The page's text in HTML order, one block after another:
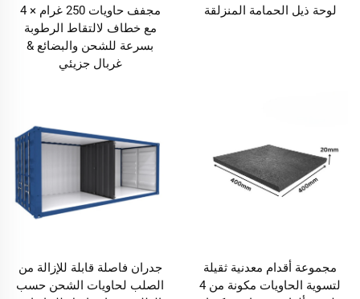
لوحة ذيل الحمامة المنزلقة
مجفف حاويات 250 غرام × 4
مع خطاف لالتقاط الرطوبة
بسرعة للشحن والبضائع &
غربال جزيئي
مجموعة أقدام معدنية ثقيلة
لتسوية الحاويات مكونة من 4
جدران فاصلة قابلة للإزالة من
الصلب لحاويات الشحن حسب